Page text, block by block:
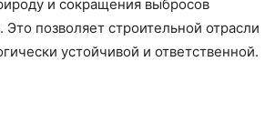
и сокращения выбросов
Это позволяет строительной отрасли
устойчивой и ответственной.